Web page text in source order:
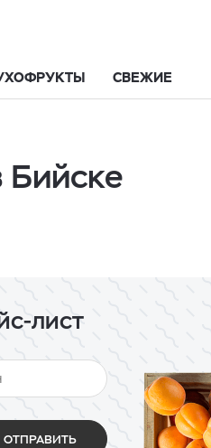
СВЕЖИЕ
Бийске
лист
ОТПРАВИТЬ